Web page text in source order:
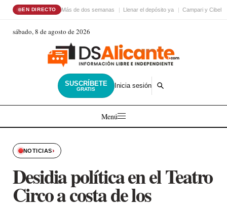
EN DIRECTO Más de dos semanas Llenar el depósito ya Campari y
sábado, 8 de agosto de 2026
SUSCRÍBETE
GRATIS Inicia sesión
Menú
NOTICIAS›
Desidia política en el Teatro
Circo a costa de los